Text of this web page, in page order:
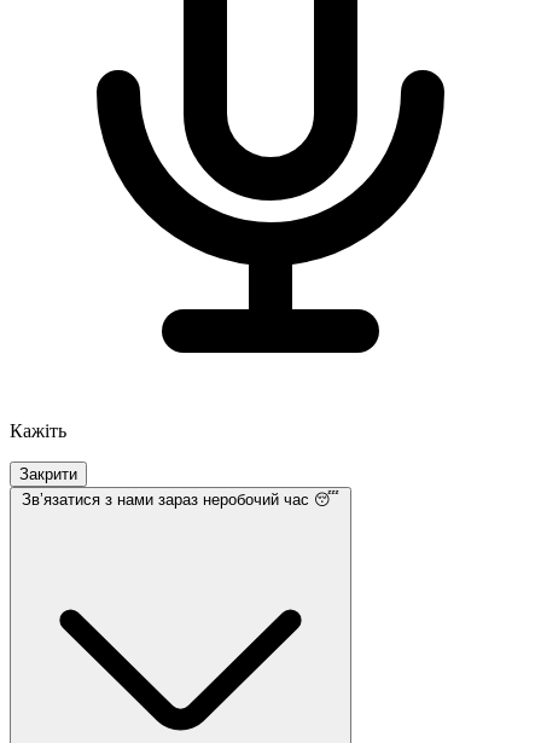
Кажіть
Закрити
Звʼязатися з нами зараз неробочий час 😴